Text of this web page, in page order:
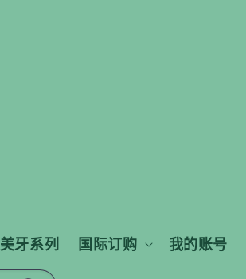
美牙系列 国际订购 我的账号